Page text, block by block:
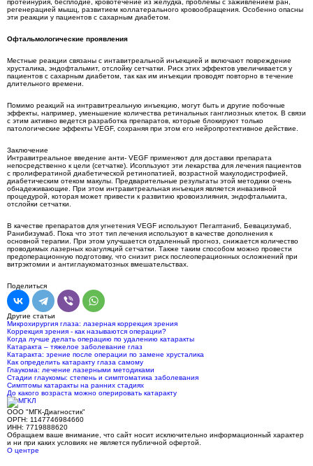
протеинурия, бесплодие, кровотечение из желудка, проблемы с заживлением ран,
регенерацией мышц, развитием коллатерального кровообращения. Особенно опасны
эти реакции у пациентов с сахарным диабетом.
Офтальмологические проявления
Местные реакции связаны с интавитреальной инъекцией и включают повреждение
хрусталика, эндофтальмит, отслойку сетчатки. Риск этих эффектов увеличивается у
пациентов с сахарным диабетом, так как им инъекции проводят повторно в течение
длительного времени.
Помимо реакций на интравитреальную инъекцию, могут быть и другие побочные
эффекты, например, уменьшение количества ретинальных ганглиозных клеток. В связи
с этим активно ведется разработка препаратов, которые блокируют только
патологические эффекты VEGF, сохраняя при этом его нейропротективное действие.
Заключение
Интравитреальное введение анти- VEGF применяют для доставки препарата
непосредственно к цели (сетчатке). Исопльзуют эти лекарства для лечения пациентов
с пролифератиной диабетической ретинопатией, возрастной макулодистрофией,
диабетическим отеком макулы. Предварительные результаты этой методики очень
обнадеживающие. При этом интравитреальная инъекция является инвазивной
процедурой, которая может привести к развитию кровоизлияния, эндофтальмита,
отслойки сетчатки.
В качестве препаратов для угнетения VEGF используют Пегаптаниб, Бевацизумаб,
Ранибизумаб. Пока что этот тип лечения используют в качестве дополнения к
основной терапии. При этом улучшается отдаленный прогноз, снижается количество
проводимых лазерных коагуляций сетчатки. Также таким способом можно провести
предоперационную подготовку, что снизит риск послеоперационных осложнений при
витрэктомии и антиглаукоматозных вмешательствах.
Поделиться
Другие статьи
Микрохирургия глаза: лазерная коррекция зрения
Коррекция зрения - как называются операции?
Когда лучше делать операцию по удалению катаракты
Катаракта – тяжелое заболевание глаз
Катаракта: зрение после операции по замене хрусталика
Как определить катаракту глаза самому
Глаукома: лечение лазерными методиками
Стадии глаукомы: степень и симптоматика заболевания
Симптомы катаракты на ранних стадиях
До какого возраста можно оперировать катаракту
ООО "МГК-Диагностик"
ОРГН: 1147746984660
ИНН: 7719888620
Обращаем ваше внимание, что сайт носит исключительно информационный характер
и ни при каких условиях не является публичной офертой.
О центре